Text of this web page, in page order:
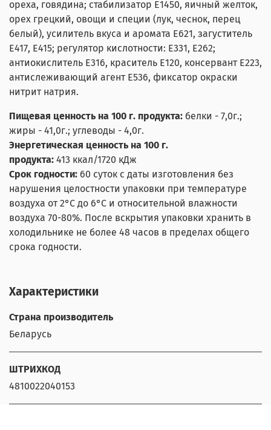
ореха, говядина; стабилизатор Е1450, яичный желток,
орех грецкий, овощи и специи (лук, чеснок, перец
белый), усилитель вкуса и аромата Е621, загуститель
Е417, Е415; регулятор кислотности: Е331, Е262;
антиокислитель Е316, краситель Е120, консервант Е223,
антислеживающий агент Е536, фиксатор окраски
нитрит натрия.
Пищевая ценность на 100 г. продукта: белки - 7,0г.;
жиры - 41,0г.; углеводы - 4,0г.
Энергетическая ценность на 100 г.
продукта: 413 ккал/1720 кДж
Срок годности: 60 суток с даты изготовления без
нарушения целостности упаковки при температуре
воздуха от 2°С до 6°С и относительной влажности
воздуха 70-80%. После вскрытия упаковки хранить в
холодильнике не более 48 часов в пределах общего
срока годности.
Характеристики
Страна производитель
Беларусь
ШТРИХКОД
4810022040153